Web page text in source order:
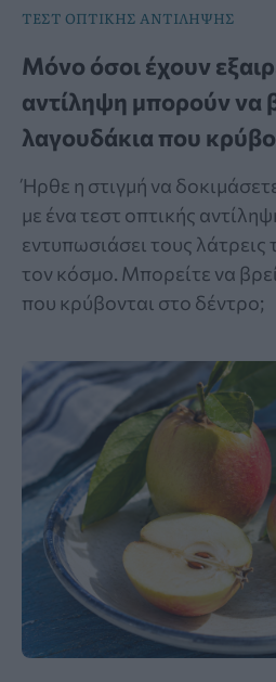
ΤΕΣΤ ΟΠΤΙΚΗΣ ΑΝΤΙΛΗΨΗΣ
Μόνο όσοι έχουν
αντίληψη μπορούν να
λαγουδάκια που
Ήρθε η στιγμή να
με ένα τεστ οπτικής
εντυπωσιάσει τους
τον κόσμο. Μπορείτε να
που κρύβονται στο δέντρο;